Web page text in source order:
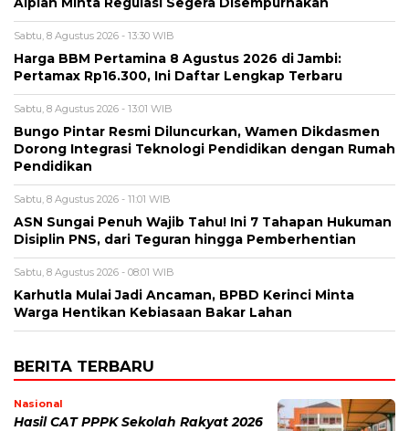
Alpian Minta Regulasi Segera Disempurnakan
Sabtu, 8 Agustus 2026 - 13:30 WIB
Harga BBM Pertamina 8 Agustus 2026 di Jambi:
Pertamax Rp16.300, Ini Daftar Lengkap Terbaru
Sabtu, 8 Agustus 2026 - 13:01 WIB
Bungo Pintar Resmi Diluncurkan, Wamen Dikdasmen
Dorong Integrasi Teknologi Pendidikan dengan Rumah
Pendidikan
Sabtu, 8 Agustus 2026 - 11:01 WIB
ASN Sungai Penuh Wajib Tahu! Ini 7 Tahapan Hukuman
Disiplin PNS, dari Teguran hingga Pemberhentian
Sabtu, 8 Agustus 2026 - 08:01 WIB
Karhutla Mulai Jadi Ancaman, BPBD Kerinci Minta
Warga Hentikan Kebiasaan Bakar Lahan
BERITA TERBARU
Nasional
Hasil CAT PPPK Sekolah Rakyat 2026